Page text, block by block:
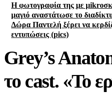
Η φωτογραφία της με
μαγιό αναστάτωσε το
Δώρα Παντελή ξέρει να
εντυπώσεις (pics)
Grey’s
το cast. «Το